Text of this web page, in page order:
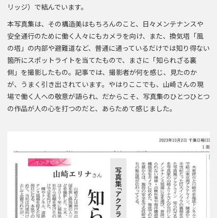
リッジ）で結んでいます。
本写真集は、その構造美はもちろんのこと、日々メンテナンスや
安全通行のために働く人々にもカメラを向け、また、換気塔「風
の塔」の内部や避難道など、普通に通っているだけでは知り得ない
箇所にスポットライトを当てたもので、まさに「知られざる裏
側」を撮影したもの。記事では、撮影者が何を感じ、見たのか
が、うまく引き出されています。やはりここでも、山崎さんの現
場で働く人への敬意が語られ、だからこそ、写真集のひとつひとつ
の作品が人の心を打つのだと、あらためて感じました。